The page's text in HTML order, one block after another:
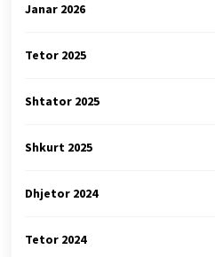
Janar 2026
Tetor 2025
Shtator 2025
Shkurt 2025
Dhjetor 2024
Tetor 2024